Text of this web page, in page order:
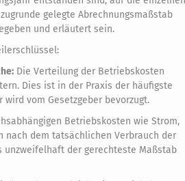
gelegte Abrechnungsmaßstab
und erläutert sein.
Die Verteilung der Betriebskosten
Dies ist in der Praxis der häufigste
wird vom Gesetzgeber bevorzugt.
Betriebskosten wie Strom,
nach dem tatsächlichen Verbrauch der
unzweifelhaft der gerechteste Maßstab